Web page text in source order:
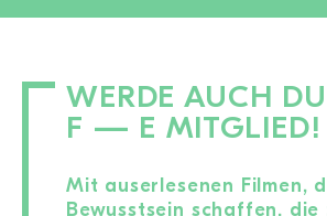
WERDE AUCH DU
F — E MITGLIED!
Mit auserlesenen Filmen,
Bewusstsein schaffen, die